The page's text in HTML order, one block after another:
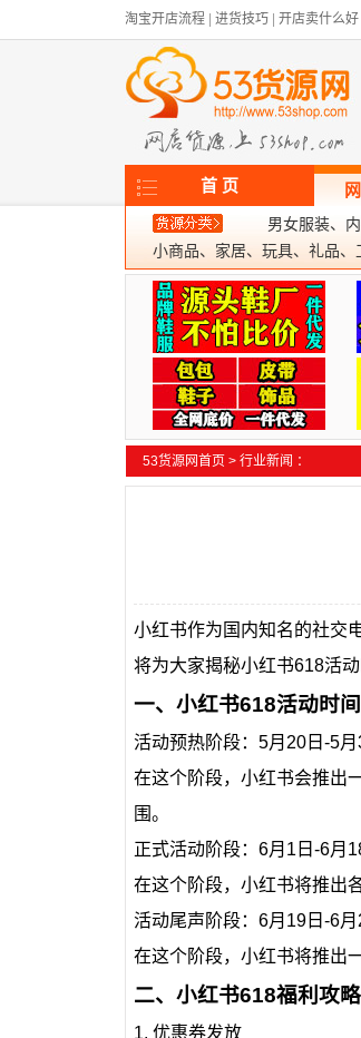
淘宝开店流程 进货技巧 开店卖什么好
首 页
男女服装、
小商品、家居、玩具、礼品、
53货源网首页 > 行业新闻 ：
小红书作为国内知名的社交
将为大家揭秘小红书618活动
一、小红书618活动时
活动预热阶段：5月20日-5月
在这个阶段，小红书会推出
围。
正式活动阶段：6月1日-6月
在这个阶段，小红书将推出
活动尾声阶段：6月19日-6月
在这个阶段，小红书将推出
二、小红书618福利攻略
1. 优惠券发放